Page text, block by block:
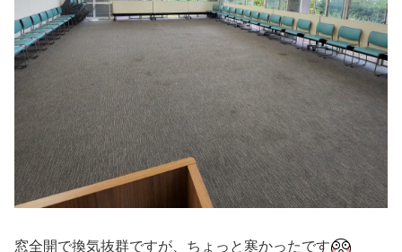
窓全開で換気抜群ですが、ちょっと寒かったです